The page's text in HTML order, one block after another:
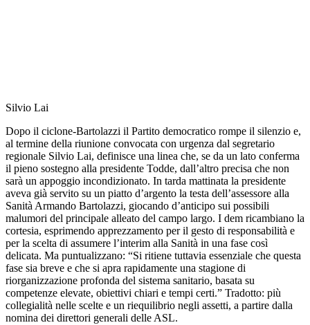
Silvio Lai
Dopo il ciclone-Bartolazzi il Partito democratico rompe il silenzio e,
al termine della riunione convocata con urgenza dal segretario
regionale Silvio Lai, definisce una linea che, se da un lato conferma
il pieno sostegno alla presidente Todde, dall’altro precisa che non
sarà un appoggio incondizionato. In tarda mattinata la presidente
aveva già servito su un piatto d’argento la testa dell’assessore alla
Sanità Armando Bartolazzi, giocando d’anticipo sui possibili
malumori del principale alleato del campo largo. I dem ricambiano la
cortesia, esprimendo apprezzamento per il gesto di responsabilità e
per la scelta di assumere l’interim alla Sanità in una fase così
delicata. Ma puntualizzano: “Si ritiene tuttavia essenziale che questa
fase sia breve e che si apra rapidamente una stagione di
riorganizzazione profonda del sistema sanitario, basata su
competenze elevate, obiettivi chiari e tempi certi.” Tradotto: più
collegialità nelle scelte e un riequilibrio negli assetti, a partire dalla
nomina dei direttori generali delle ASL.